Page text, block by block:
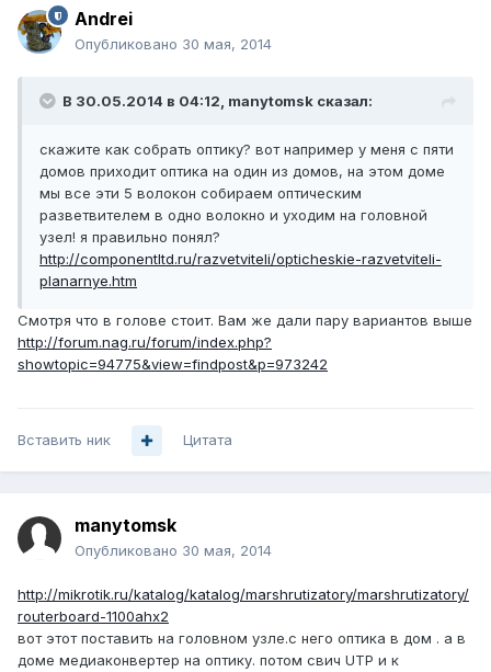
Andrei
Опубликовано 30 мая, 2014
В 30.05.2014 в 04:12, manytomsk сказал:
скажите как собрать оптику? вот например у меня с пяти
домов приходит оптика на один из домов, на этом доме
мы все эти 5 волокон собираем оптическим
разветвителем в одно волокно и уходим на головной
узел! я правильно понял?
http://componentltd.ru/razvetviteli/opticheskie-razvetviteli-
planarnye.htm
Смотря что в голове стоит. Вам же дали пару вариантов выше
http://forum.nag.ru/forum/index.php?
showtopic=94775&view=findpost&p=973242
Вставить ник Цитата
manytomsk
Опубликовано 30 мая, 2014
http://mikrotik.ru/katalog/katalog/marshrutizatory/marshrutizatory/
routerboard-1100ahx2
вот этот поставить на головном узле.с него оптика в дом . а в
доме медиаконвертер на оптику. потом свич UTP и к